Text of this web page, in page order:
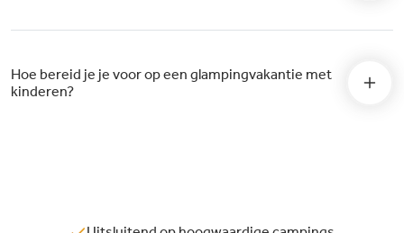
Hoe bereid je je voor op een glampingvakantie met
kinderen?